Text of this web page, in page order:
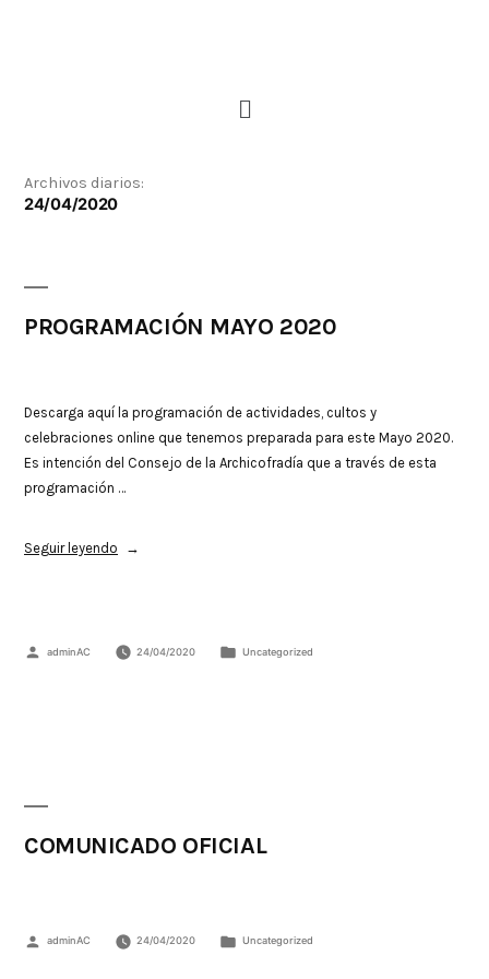
Archivos diarios:
24/04/2020
PROGRAMACIÓN MAYO 2020
Descarga aquí la programación de actividades, cultos y
celebraciones online que tenemos preparada para este Mayo 2020.
Es intención del Consejo de la Archicofradía que a través de esta
programación …
Seguir leyendo
adminAC 24/04/2020 Uncategorized
COMUNICADO OFICIAL
adminAC 24/04/2020 Uncategorized